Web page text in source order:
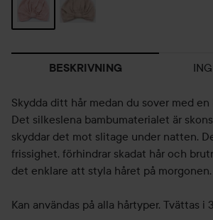
BESKRIVNING
Skydda ditt hår medan du sover med
Det silkeslena bambumaterialet är
skyddar det mot slitage under natten.
frissighet, förhindrar skadat hår och
det enklare att styla håret på morgonen.
Kan användas på alla hårtyper. Tvättas i